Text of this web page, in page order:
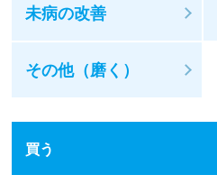
未病の改善
その他（磨く）
買う